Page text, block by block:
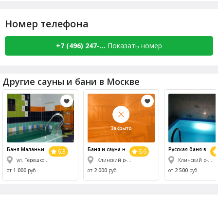
Номер телефона
+7 (496) 247-... Показать номер
Другие сауны и бани в Москве
6.3
Баня Маланьина
Изба
ул. Терешковой, 16
от 1 000 руб.
6.6
Баня и сауна на
ул. Королёва
Клинский р-н, пос. Нарынка, ул. Королева, 18
от 2 000 руб.
Русская баня в
Решоткино
Клинский р-н, д. Решоткино, ул. Лесная, уч. 15
от 2 500 руб.